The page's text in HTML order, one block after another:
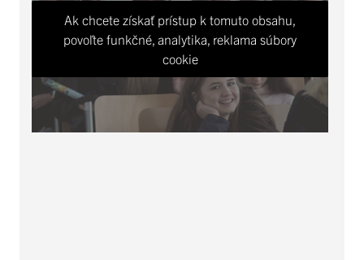
Ak chcete získať prístup k tomuto obsahu,
povoľte funkčné, analytika, reklama súbory
cookie